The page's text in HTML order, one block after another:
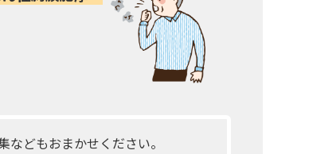
などもおまかせください。